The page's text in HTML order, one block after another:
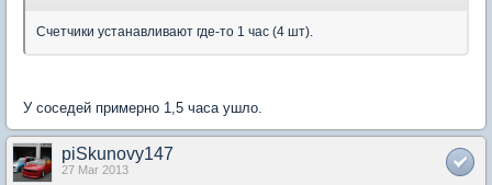
Счетчики устанавливают где-то 1 час (4 шт).
У соседей примерно 1,5 часа ушло.
piSkunovy147
27 Mar 2013